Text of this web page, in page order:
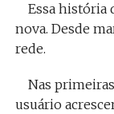
Essa história
nova. Desde
rede.
Nas primeiras
usuário